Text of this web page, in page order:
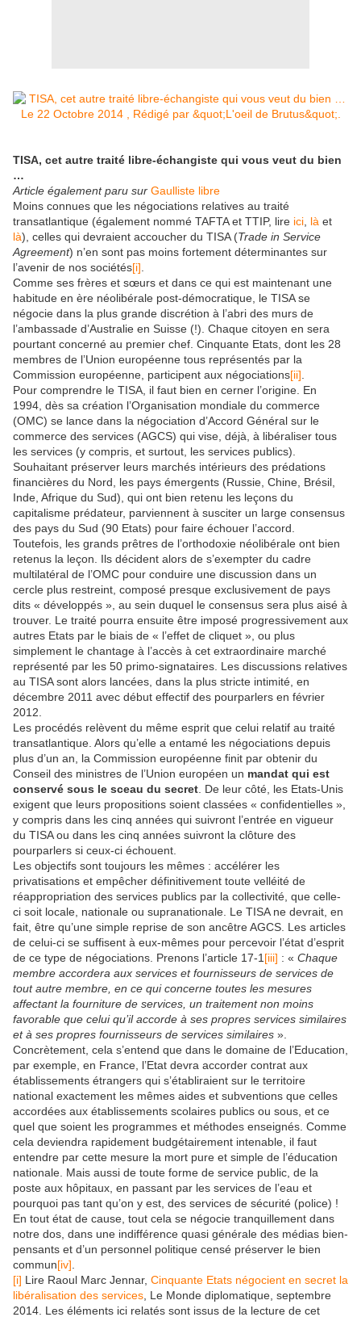
TISA, cet autre traité libre-échangiste qui vous veut du bien
…
Article également paru sur Gaulliste libre
Moins connues que les négociations relatives au traité
transatlantique (également nommé TAFTA et TTIP, lire ici là et
là), celles qui devraient accoucher du TISA (Trade in Service
Agreement) n’en sont pas moins fortement déterminantes sur
l’avenir de nos sociétés[i]
Comme ses frères et sœurs et dans ce qui est maintenant une
habitude en ère néolibérale post-démocratique, le TISA se
négocie dans la plus grande discrétion à l’abri des murs de
l’ambassade d’Australie en Suisse (!). Chaque citoyen en sera
pourtant concerné au premier chef. Cinquante Etats, dont les 28
membres de l’Union européenne tous représentés par la
Commission européenne, participent aux négociations[ii]
Pour comprendre le TISA, il faut bien en cerner l’origine. En
1994, dès sa création l’Organisation mondiale du commerce
(OMC) se lance dans la négociation d’Accord Général sur le
commerce des services (AGCS) qui vise, déjà, à libéraliser tous
les services (y compris, et surtout, les services publics).
Souhaitant préserver leurs marchés intérieurs des prédations
financières du Nord, les pays émergents (Russie, Chine, Brésil,
Inde, Afrique du Sud), qui ont bien retenu les leçons du
capitalisme prédateur, parviennent à susciter un large consensus
des pays du Sud (90 Etats) pour faire échouer l’accord.
Toutefois, les grands prêtres de l’orthodoxie néolibérale ont bien
retenus la leçon. Ils décident alors de s’exempter du cadre
multilatéral de l’OMC pour conduire une discussion dans un
cercle plus restreint, composé presque exclusivement de pays
dits « développés », au sein duquel le consensus sera plus aisé à
trouver. Le traité pourra ensuite être imposé progressivement aux
autres Etats par le biais de « l’effet de cliquet », ou plus
simplement le chantage à l’accès à cet extraordinaire marché
représenté par les 50 primo-signataires. Les discussions relatives
au TISA sont alors lancées, dans la plus stricte intimité, en
décembre 2011 avec début effectif des pourparlers en février
2012.
Les procédés relèvent du même esprit que celui relatif au traité
transatlantique. Alors qu’elle a entamé les négociations depuis
plus d’un an, la Commission européenne finit par obtenir du
Conseil des ministres de l’Union européen un mandat qui est
conservé sous le sceau du secret . De leur côté, les Etats-Unis
exigent que leurs propositions soient classées « confidentielles »,
y compris dans les cinq années qui suivront l’entrée en vigueur
du TISA ou dans les cinq années suivront la clôture des
pourparlers si ceux-ci échouent.
Les objectifs sont toujours les mêmes : accélérer les
privatisations et empêcher définitivement toute velléité de
réappropriation des services publics par la collectivité, que celle-
ci soit locale, nationale ou supranationale. Le TISA ne devrait, en
fait, être qu’une simple reprise de son ancêtre AGCS. Les articles
de celui-ci se suffisent à eux-mêmes pour percevoir l’état d’esprit
de ce type de négociations. Prenons l’article 17-1 [iii] : « Chaque
membre accordera aux services et fournisseurs de services de
tout autre membre, en ce qui concerne toutes les mesures
affectant la fourniture de services, un traitement non moins
favorable que celui qu’il accorde à ses propres services similaires
et à ses propres fournisseurs de services similaires ».
Concrètement, cela s’entend que dans le domaine de l’Education,
par exemple, en France, l’Etat devra accorder contrat aux
établissements étrangers qui s’établiraient sur le territoire
national exactement les mêmes aides et subventions que celles
accordées aux établissements scolaires publics ou sous, et ce
quel que soient les programmes et méthodes enseignés. Comme
cela deviendra rapidement budgétairement intenable, il faut
entendre par cette mesure la mort pure et simple de l’éducation
nationale. Mais aussi de toute forme de service public, de la
poste aux hôpitaux, en passant par les services de l’eau et
pourquoi pas tant qu’on y est, des services de sécurité (police) !
En tout état de cause, tout cela se négocie tranquillement dans
notre dos, dans une indifférence quasi générale des médias bien-
pensants et d’un personnel politique censé préserver le bien
commun[iv]
[i] Lire Raoul Marc Jennar, Cinquante Etats négocient en secret la
libéralisation des services , Le Monde diplomatique, septembre
2014. Les éléments ici relatés sont issus de la lecture de cet